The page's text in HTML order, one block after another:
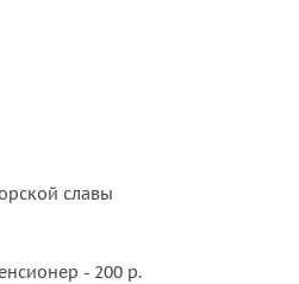
славы
- 200 р.